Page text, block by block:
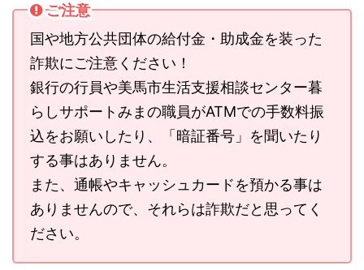
ご注意
国や地方公共団体の給付金・助成金を装った
詐欺にご注意ください！
銀行の行員や美馬市生活支援相談センター暮
らしサポートみまの職員がATMでの手数料振
込をお願いしたり、「暗証番号」を聞いたり
する事はありません。
また、通帳やキャッシュカードを預かる事は
ありませんので、それらは詐欺だと思ってく
ださい。